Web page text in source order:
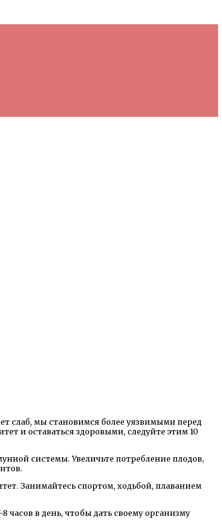
слаб, мы становимся более уязвимыми перед
и оставаться здоровыми, следуйте этим 10
системы. Увеличьте потребление плодов,
Занимайтесь спортом, ходьбой, плаванием
часов в день, чтобы дать своему организму